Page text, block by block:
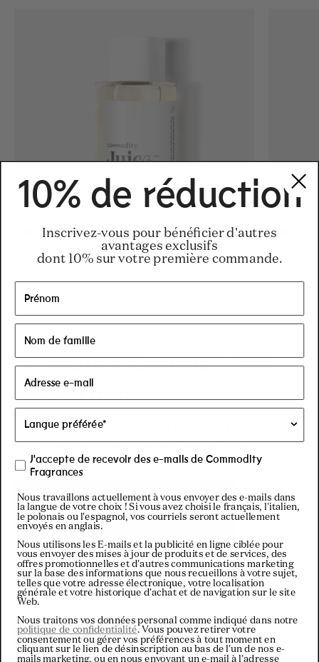
Retrouvez-nous sur
Instagram
La meilleure façon de rester informé
de ce qui se passe à Commodity.
Visitez notre
Instagram
Filtres
10% de réduction
Inscrivez-vous pour bénéficier d'autres
avantages exclusifs
dont 10% sur votre première commande.
J'accepte de recevoir des e-mails de Commodity
Fragrances
Nous travaillons actuellement à vous envoyer des e-mails dans
la langue de votre choix ! Si vous avez choisi le français, l'italien,
le polonais ou l'espagnol, vos courriels seront actuellement
envoyés en anglais.
Nous utilisons les E-mails et la publicité en ligne ciblée pour
vous envoyer des mises à jour de produits et de services, des
offres promotionnelles et d'autres communications marketing
sur la base des informations que nous recueillons à votre sujet,
telles que votre adresse électronique, votre localisation
générale et votre historique d'achat et de navigation sur le site
Web.
Nous traitons vos données personal comme indiqué dans notre
politique de confidentialité. Vous pouvez retirer votre
consentement ou gérer vos préférences à tout moment en
cliquant sur le lien de désinscription au bas de l'un de nos e-
mails marketing, ou en nous envoyant un e-mail à l'adresse